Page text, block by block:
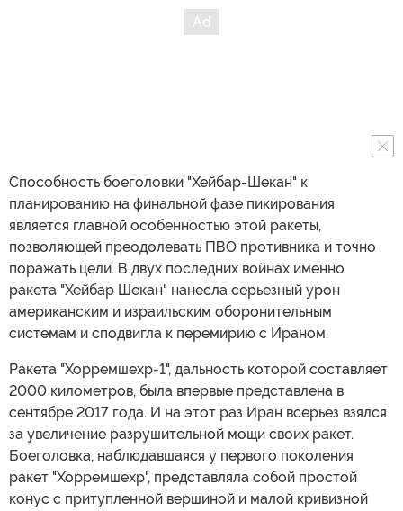
Способность боеголовки "Хейбар-Шекан" к
планированию на финальной фазе пикирования
является главной особенностью этой ракеты,
позволяющей преодолевать ПВО противника и точно
поражать цели. В двух последних войнах именно
ракета "Хейбар Шекан" нанесла серьезный урон
американским и израильским оборонительным
системам и сподвигла к перемирию с Ираном.
Ракета "Хорремшехр-1", дальность которой составляет
2000 километров, была впервые представлена в
сентябре 2017 года. И на этот раз Иран всерьез взялся
за увеличение разрушительной мощи своих ракет.
Боеголовка, наблюдавшаяся у первого поколения
ракет "Хорремшехр", представляла собой простой
конус с притупленной вершиной и малой кривизной